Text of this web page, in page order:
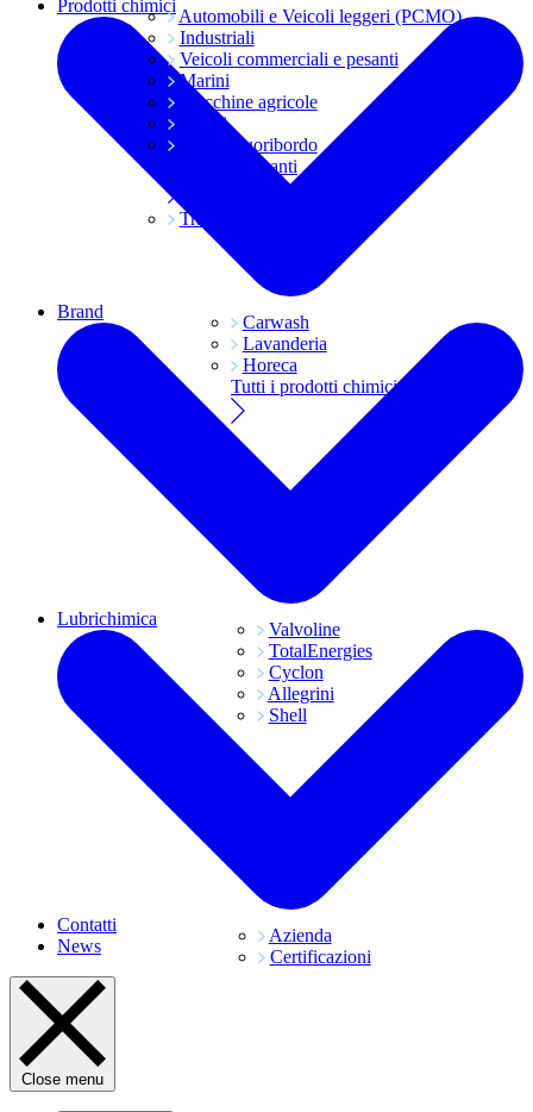
Automobili e Veicoli leggeri (PCMO)
Industriali
Veicoli commerciali e pesanti
Marini
Macchine agricole
Grassi
Moto e fuoribordo
Tutti i lubrificanti
Trasmissioni
Prodotti chimici
Carwash
Lavanderia
Horeca
Tutti i prodotti chimici
Brand
Valvoline
TotalEnergies
Cyclon
Allegrini
Shell
Lubrichimica
Azienda
Certificazioni
Contatti
News
Close menu